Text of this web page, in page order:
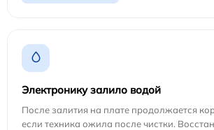
Электронику залило водой
После залития на плате продолжается
если техника ожила после чистки.